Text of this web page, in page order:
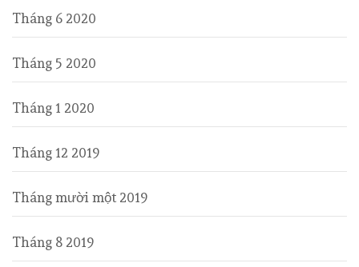
Tháng 6 2020
Tháng 5 2020
Tháng 1 2020
Tháng 12 2019
Tháng mười một 2019
Tháng 8 2019